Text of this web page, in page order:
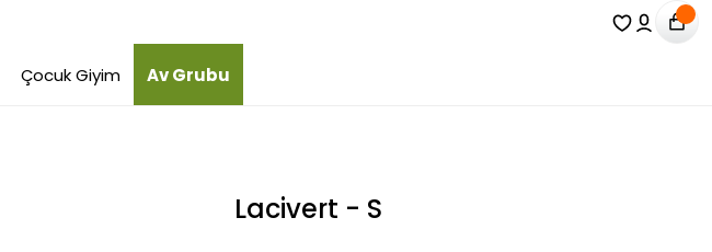
Çocuk Giyim Av Grubu
Lacivert - S